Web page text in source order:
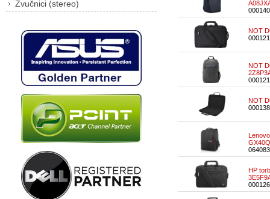
Zvučnici (stereo)
NOT
NOT
NOT
HP